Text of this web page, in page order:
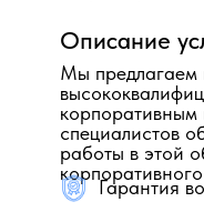
Описание
Мы предлагаем
специалистов
работы в этой
Гарантия